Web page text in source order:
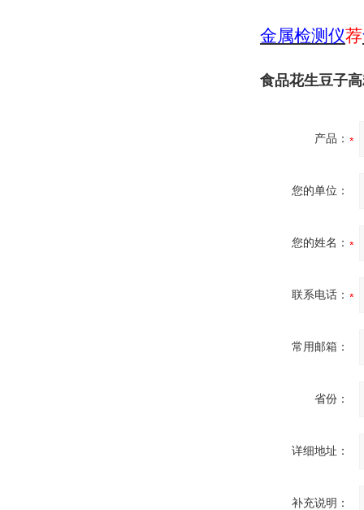
金属检测仪荐
食品花生豆子
产品：
您的单位：
您的姓名：
联系电话：
常用邮箱：
省份：
详细地址：
补充说明：